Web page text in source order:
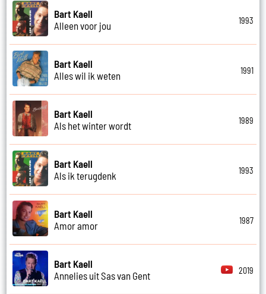
Bart Kaell
Alleen voor jou
1993
Bart Kaell
Alles wil ik weten
1991
Bart Kaell
Als het winter wordt
1989
Bart Kaell
Als ik terugdenk
1993
Bart Kaell
Amor amor
1987
Bart Kaell
Annelies uit Sas van Gent
2019